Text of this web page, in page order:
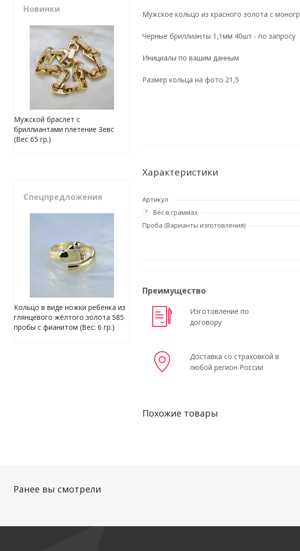
Мужское кольцо из красного золота с
Черные бриллианты 1,1мм 40шт - по запросу
Инициалы по вашим данным
Размер кольца на фото 21,5
Характеристики
Артикул
? Вес в граммах
Проба (Варианты изготовления)
Преимущество
Изготовление по
договору
Доставка со страховкой в
любой регион России
Похожие товары
Новинки
Мужской браслет с
бриллиантами плетение Зевс
(Вес 65 гр.)
Спецпредложения
Кольцо в виде ножки ребёнка из
глянцевого жёлтого золота 585
пробы с фианитом (Вес: 6 гр.)
Ранее вы смотрели